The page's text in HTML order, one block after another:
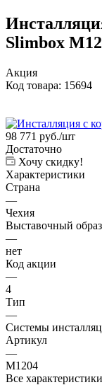
Slimbox
Акция
Код товара: 15694
98 771 руб./шт
Достаточно
Хочу скидку!
Характеристики
Страна
—
Чехия
Выставочный
—
нет
Код акции
—
4
Тип
—
Системы
Артикул
—
M1204
Все характеристики